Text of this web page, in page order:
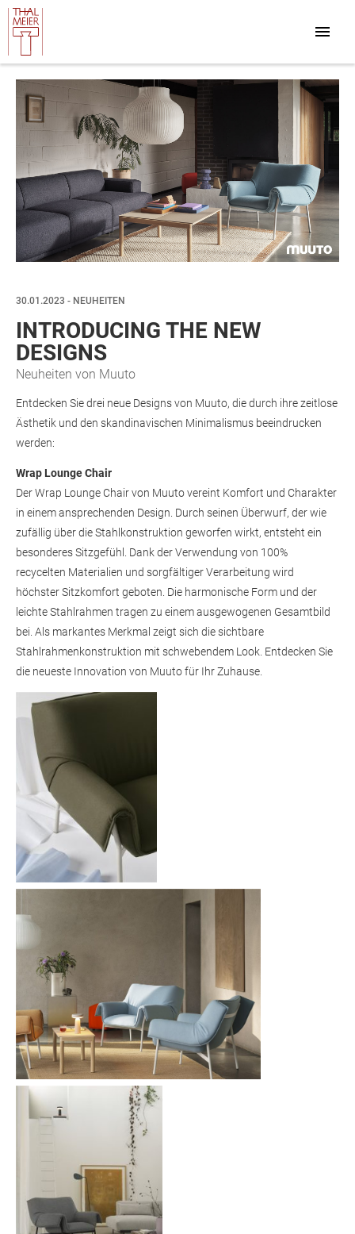
30.01.2023 - NEUHEITEN
INTRODUCING THE NEW
DESIGNS
Neuheiten von Muuto
Entdecken Sie drei neue Designs von Muuto, die durch ihre zeitlose
Ästhetik und den skandinavischen Minimalismus beeindrucken
werden:
Wrap Lounge Chair
Der Wrap Lounge Chair von Muuto vereint Komfort und Charakter
in einem ansprechenden Design. Durch seinen Überwurf, der wie
zufällig über die Stahlkonstruktion geworfen wirkt, entsteht ein
besonderes Sitzgefühl. Dank der Verwendung von 100%
recycelten Materialien und sorgfältiger Verarbeitung wird
höchster Sitzkomfort geboten. Die harmonische Form und der
leichte Stahlrahmen tragen zu einem ausgewogenen Gesamtbild
bei. Als markantes Merkmal zeigt sich die sichtbare
Stahlrahmenkonstruktion mit schwebendem Look. Entdecken Sie
die neueste Innovation von Muuto für Ihr Zuhause.